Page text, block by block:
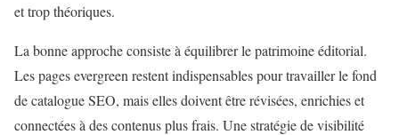
et trop théoriques.
La bonne approche consiste à équilibrer le patrimoine éditorial.
Les pages evergreen restent indispensables pour travailler le fond
de catalogue SEO, mais elles doivent être révisées, enrichies et
connectées à des contenus plus frais. Une stratégie de visibilité